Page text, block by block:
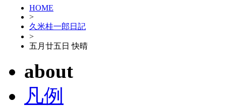
HOME
>
久米桂一郎日記
>
五月廿五日 快晴
about
凡例